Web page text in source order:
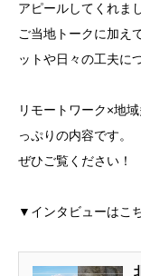
アピールしてくれま
ご当地トークに加え
ットや日々の工夫に
リモートワーク×地
っぷりの内容です。
ぜひご覧ください！
▼インタビューはこ